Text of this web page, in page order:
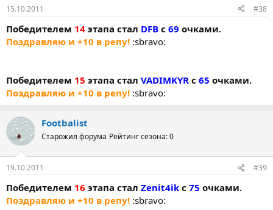
15.10.2011 #38
Победителем 14 этапа стал DFB с 69 очками.
Поздравляю и +10 в репу! :sbravo:
Победителем 15 этапа стал VADIMKYR с 65 очками.
Поздравляю и +10 в репу! :sbravo:
Footbalist
Старожил форума Рейтинг сезона: 0
19.10.2011 #39
Победителем 16 этапа стал Zenit4ik с 75 очками.
Поздравляю и +10 в репу! :sbravo: